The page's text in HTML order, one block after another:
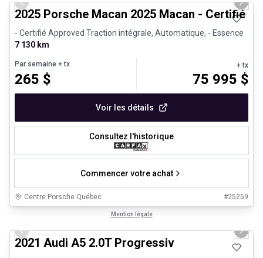
Previous slide Next
2025 Porsche Macan 2025 Macan - Certifié
- Certifié Approved Traction intégrale, Automatique, - Essence
7 130 km
Par semaine + tx
265 $
+ tx
75 995 $
Voir les détails
Consultez l'historique
Commencer votre achat
Centre Porsche Québec #25259
Mention légale
Previous slide Next
2021 Audi A5 2.0T Progressiv